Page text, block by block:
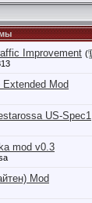
Improvement (
Extended Mod
US-Spec1
mod v0.3
Mod